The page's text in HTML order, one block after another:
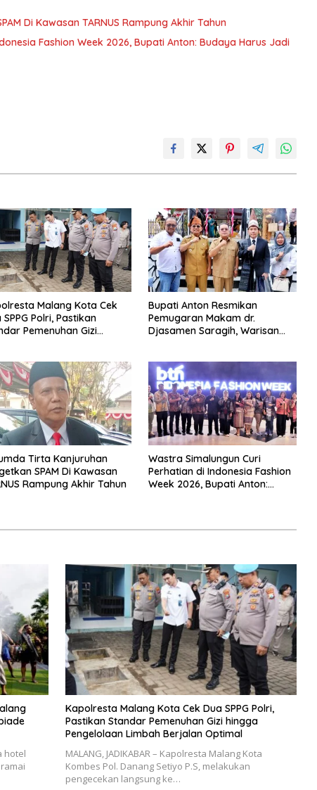
Di Kawasan TARNUS Rampung Akhir Tahun
Fashion Week 2026, Bupati Anton: Budaya Harus Jadi
Malang Kota Cek
SPPG Polri, Pastikan
Pemenuhan Gizi
Bupati Anton Resmikan
Pemugaran Makam dr.
Djasamen Saragih, Warisan
Mendatang
Tirta Kanjuruhan
SPAM Di Kawasan
Rampung Akhir Tahun
Wastra Simalungun Curi
Perhatian di Indonesia Fashion
Week 2026, Bupati Anton:
hotel
Kapolresta Malang Kota Cek Dua SPPG Polri,
Pastikan Standar Pemenuhan Gizi hingga
Pengelolaan Limbah Berjalan Optimal
MALANG, JADIKABAR – Kapolresta Malang Kota
Kombes Pol. Danang Setiyo P.S, melakukan
pengecekan langsung ke…